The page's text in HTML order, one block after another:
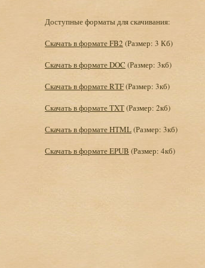
Доступные форматы для скачивания:
Скачать в формате FB2 (Размер: 3 Кб)
Скачать в формате DOC (Размер: 3кб)
Скачать в формате RTF(Размер: 3кб)
Скачать в формате TXT(Размер: 2кб)
Скачать в формате HTML(Размер: 3кб)
Скачать в формате EPUB (Размер: 4кб)